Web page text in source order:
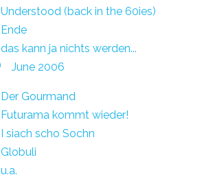
Understood (back in the 60ies)
Ende
das kann ja nichts werden...
June 2006
Der Gourmand
Futurama kommt wieder!
I siach scho Sochn
Globuli
u.a.